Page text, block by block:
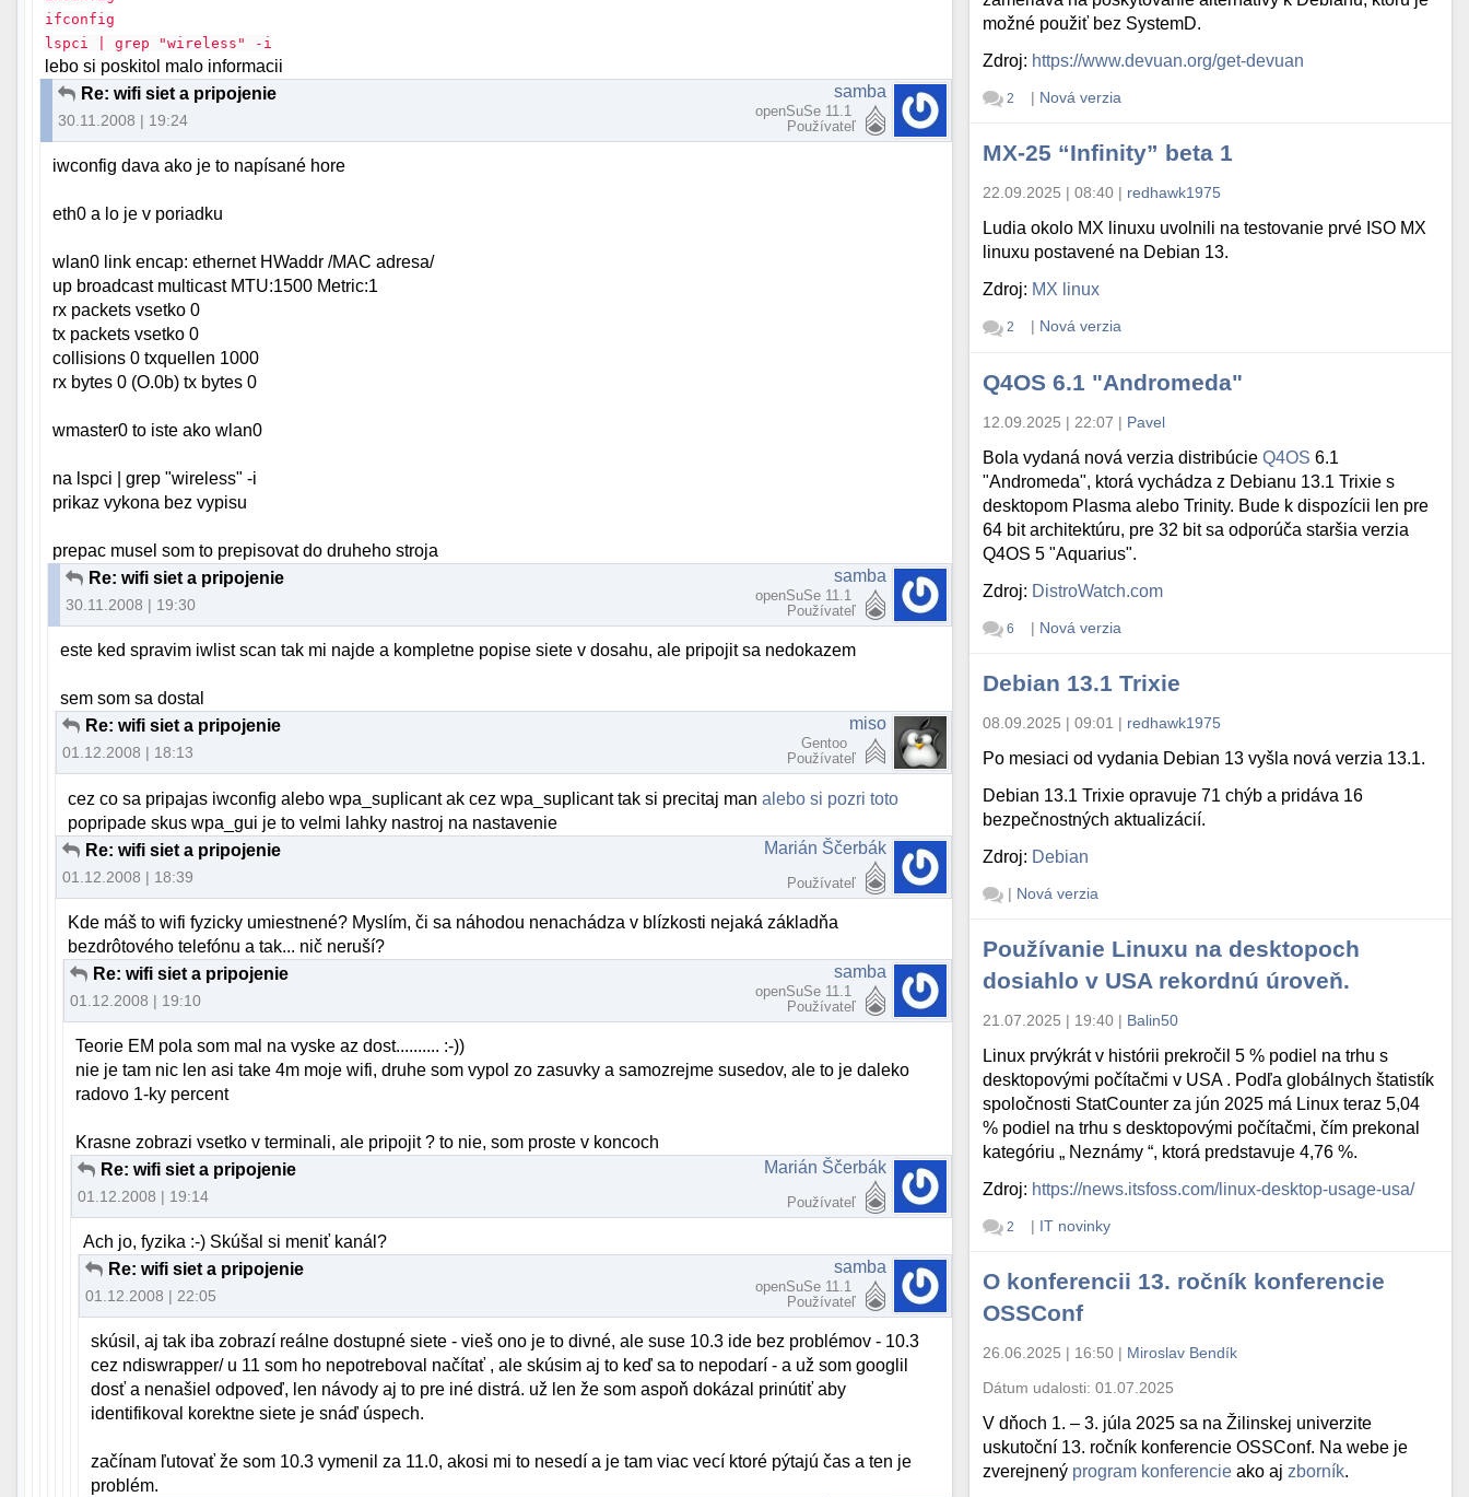
ifconfig
lspci | grep "wireless" -i
lebo si poskitol malo informacii
Re: wifi siet a pripojenie
30.11.2008 | 19:24
samba
openSuSe 11.1
Používateľ
iwconfig dava ako je to napísané hore
eth0 a lo je v poriadku
wlan0 link encap: ethernet HWaddr /MAC adresa/
up broadcast multicast MTU:1500 Metric:1
rx packets vsetko 0
tx packets vsetko 0
collisions 0 txquellen 1000
rx bytes 0 (O.0b) tx bytes 0
wmaster0 to iste ako wlan0
na lspci | grep "wireless" -i
prikaz vykona bez vypisu
prepac musel som to prepisovat do druheho stroja
Re: wifi siet a pripojenie
30.11.2008 | 19:30
samba
openSuSe 11.1
Používateľ
este ked spravim iwlist scan tak mi najde a kompletne popise siete v dosahu, ale pripojit sa nedokazem
sem som sa dostal
Re: wifi siet a pripojenie
01.12.2008 | 18:13
miso
Gentoo
Používateľ
cez co sa pripajas iwconfig alebo wpa_suplicant ak cez wpa_suplicant tak si precitaj manalebo si pozri toto
popripade skus wpa_gui je to velmi lahky nastroj na nastavenie
Re: wifi siet a pripojenie
01.12.2008 | 18:39
Marián Ščerbák
Používateľ
Kde máš to wifi fyzicky umiestnené? Myslím, či sa náhodou nenachádza v blízkosti nejaká základňa
bezdrôtového telefónu a tak... nič neruší?
Re: wifi siet a pripojenie
01.12.2008 | 19:10
samba
openSuSe 11.1
Používateľ
Teorie EM pola som mal na vyske az dost.......... :-))
nie je tam nic len asi take 4m moje wifi, druhe som vypol zo zasuvky a samozrejme susedov, ale to je daleko
radovo 1-ky percent
Krasne zobrazi vsetko v terminali, ale pripojit ? to nie, som proste v koncoch
Re: wifi siet a pripojenie
01.12.2008 | 19:14
Marián Ščerbák
Používateľ
Ach jo, fyzika :-) Skúšal si meniť kanál?
Re: wifi siet a pripojenie
01.12.2008 | 22:05
samba
openSuSe 11.1
Používateľ
skúsil, aj tak iba zobrazí reálne dostupné siete - vieš ono je to divné, ale suse 10.3 ide bez problémov - 10.3
cez ndiswrapper/ u 11 som ho nepotreboval načítať , ale skúsim aj to keď sa to nepodarí - a už som googlil
dosť a nenašiel odpoveď, len návody aj to pre iné distrá. už len že som aspoň dokázal prinútiť aby
identifikoval korektne siete je snáď úspech.
začínam ľutovať že som 10.3 vymenil za 11.0, akosi mi to nesedí a je tam viac vecí ktoré pýtajú čas a ten je
problém.
možné použiť bez SystemD.
Zdroj: https://www.devuan.org/get-devuan
2 | Nová verzia
MX-25 “Infinity” beta 1
22.09.2025 | 08:40 | redhawk1975
Ludia okolo MX linuxu uvolnili na testovanie prvé ISO MX
linuxu postavené na Debian 13.
Zdroj: MX linux
2 | Nová verzia
Q4OS 6.1 "Andromeda"
12.09.2025 | 22:07 | Pavel
Bola vydaná nová verzia distribúcieQ4OS 6.1
"Andromeda", ktorá vychádza z Debianu 13.1 Trixie s
desktopom Plasma alebo Trinity. Bude k dispozícii len pre
64 bit architektúru, pre 32 bit sa odporúča staršia verzia
Q4OS 5 "Aquarius".
Zdroj: DistroWatch.com
6 | Nová verzia
Debian 13.1 Trixie
08.09.2025 | 09:01 | redhawk1975
Po mesiaci od vydania Debian 13 vyšla nová verzia 13.1.
Debian 13.1 Trixie opravuje 71 chýb a pridáva 16
bezpečnostných aktualizácií.
Zdroj: Debian
| Nová verzia
Používanie Linuxu na desktopoch
dosiahlo v USA rekordnú úroveň.
21.07.2025 | 19:40 | Balin50
Linux prvýkrát v histórii prekročil 5 % podiel na trhu s
desktopovými počítačmi v USA . Podľa globálnych štatistík
spoločnosti StatCounter za jún 2025 má Linux teraz 5,04
% podiel na trhu s desktopovými počítačmi, čím prekonal
kategóriu „ Neznámy “, ktorá predstavuje 4,76 %.
Zdroj: https://news.itsfoss.com/linux-desktop-usage-usa/
2 | IT novinky
O konferencii 13. ročník konferencie
OSSConf
26.06.2025 | 16:50 | Miroslav Bendík
Dátum udalosti:01.07.2025
V dňoch 1. – 3. júla 2025 sa na Žilinskej univerzite
uskutoční 13. ročník konferencie OSSConf. Na webe je
zverejnený program konferencie ako aj zborník.